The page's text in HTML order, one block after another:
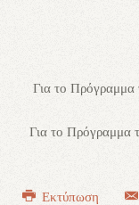
Για το Πρόγραμμα
Για το Πρόγραμμα
Εκτύπωση